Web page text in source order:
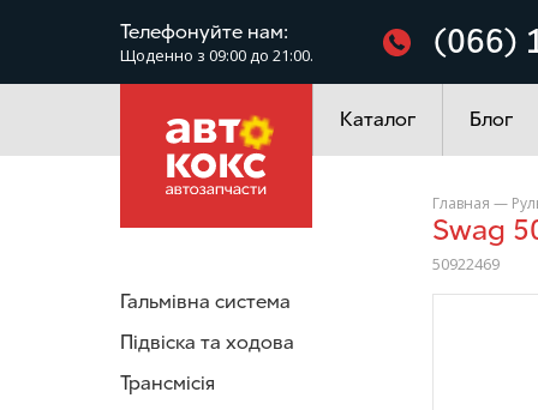
Телефонуйте нам:
Щоденно з 09:00 до 21:00. (066)
Каталог
Електроустаткування
Блог
Гальмівна система
Підвіска та ходова
Трансмісія
Главная —
Swag
50922469